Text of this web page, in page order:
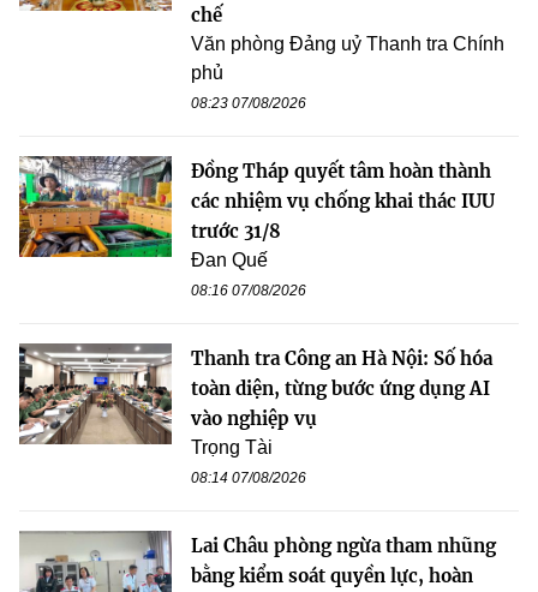
chế
Văn phòng Đảng uỷ Thanh tra Chính
phủ
08:23 07/08/2026
Đồng Tháp quyết tâm hoàn thành
các nhiệm vụ chống khai thác IUU
trước 31/8
Đan Quế
08:16 07/08/2026
Thanh tra Công an Hà Nội: Số hóa
toàn diện, từng bước ứng dụng AI
vào nghiệp vụ
Trọng Tài
08:14 07/08/2026
Lai Châu phòng ngừa tham nhũng
bằng kiểm soát quyền lực, hoàn